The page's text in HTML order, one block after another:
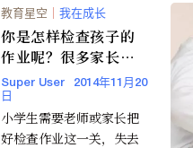
有在1998年因女兒出國...
教育星空 ｜ 我在成长
你是怎样检查孩子的
作业呢？很多家长后
悔知道晚了！
Super User
2014年11月20
日
小学生需要老师或家长把
好检查作业这一关，失去